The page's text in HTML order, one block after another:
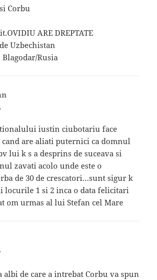
Corbu
ARE DREPTATE
Uzbechistan
Rusia
iustin ciubotariu face
cand are aliati puternici ca domnul
lui k s a desprins de suceava si
zavati acolo unde este o
de 30 de crescatori…sunt sigur k
locurile 1 si 2 inca o data felicitari
om urmas al lui Stefan cel Mare
albi de care a intrebat Corbu va spun